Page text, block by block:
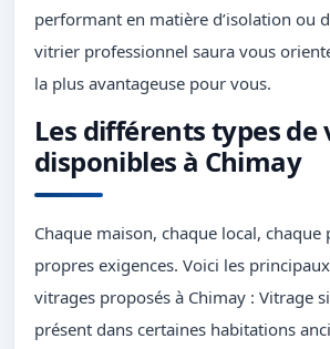
performant en matière d’isolation ou
vitrier professionnel saura vous
la plus avantageuse pour vous.
Les différents types de
disponibles à Chimay
Chaque maison, chaque local, chaque
propres exigences. Voici les
vitrages proposés à Chimay : Vitrage
présent dans certaines habitations